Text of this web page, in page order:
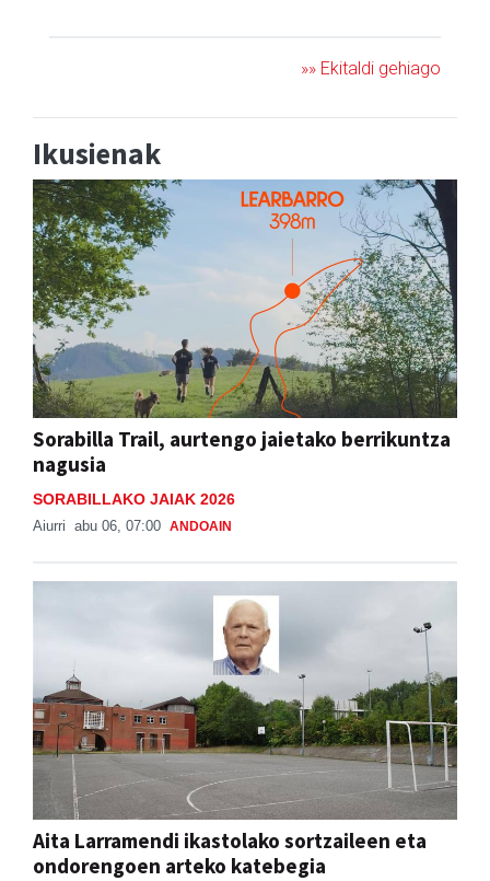
»» Ekitaldi gehiago
Ikusienak
Sorabilla Trail, aurtengo jaietako berrikuntza
nagusia
SORABILLAKO JAIAK 2026
Aiurri abu 06, 07:00 ANDOAIN
Aita Larramendi ikastolako sortzaileen eta
ondorengoen arteko katebegia